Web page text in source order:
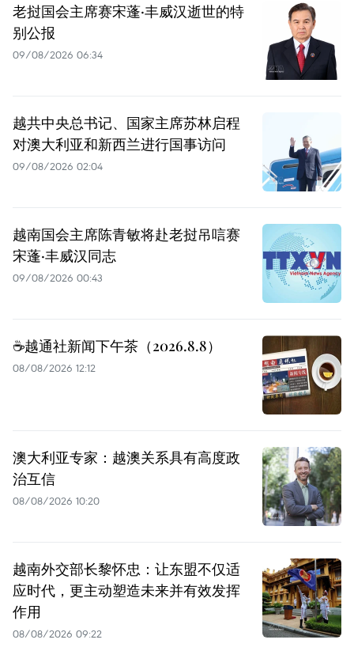
老挝国会主席赛宋蓬·丰威汉逝世的特
别公报
09/08/2026 06:34
越共中央总书记、国家主席苏林启程
对澳大利亚和新西兰进行国事访问
09/08/2026 02:04
越南国会主席陈青敏将赴老挝吊唁赛
宋蓬·丰威汉同志
09/08/2026 00:43
☕️越通社新闻下午茶（2026.8.8）
08/08/2026 12:12
澳大利亚专家：越澳关系具有高度政
治互信
08/08/2026 10:20
越南外交部长黎怀忠：让东盟不仅适
应时代，更主动塑造未来并有效发挥
作用
08/08/2026 09:22